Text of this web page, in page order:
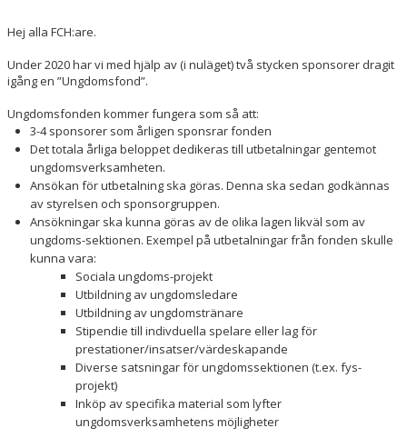
Hej alla FCH:are.
Under 2020 har vi med hjälp av (i nuläget) två stycken sponsorer dragit
igång en ”Ungdomsfond”.
Ungdomsfonden kommer fungera som så att:
3-4 sponsorer som årligen sponsrar fonden
Det totala årliga beloppet dedikeras till utbetalningar gentemot
ungdomsverksamheten.
Ansökan för utbetalning ska göras. Denna ska sedan godkännas
av styrelsen och sponsorgruppen.
Ansökningar ska kunna göras av de olika lagen likväl som av
ungdoms-sektionen. Exempel på utbetalningar från fonden skulle
kunna vara:
Sociala ungdoms-projekt
Utbildning av ungdomsledare
Utbildning av ungdomstränare
Stipendie till indivduella spelare eller lag för
prestationer/insatser/värdeskapande
Diverse satsningar för ungdomssektionen (t.ex. fys-
projekt)
Inköp av specifika material som lyfter
ungdomsverksamhetens möjligheter